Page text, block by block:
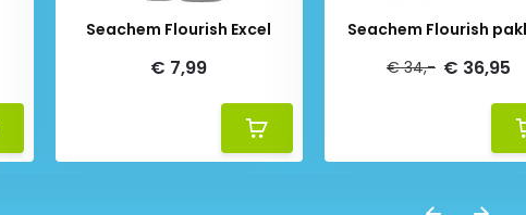
Seachem Flourish Excel
€ 7,99
Seachem Flourish
€ 34,- € 36,95